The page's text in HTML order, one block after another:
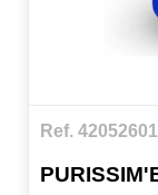
Ref. 42052601